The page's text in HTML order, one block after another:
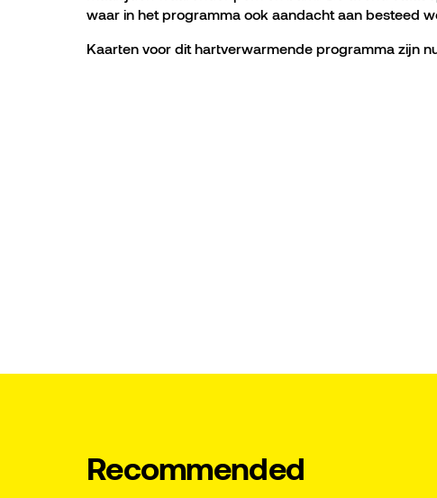
waar in het programma ook aandacht aan besteed
Kaarten voor dit hartverwarmende programma zijn
Recommended